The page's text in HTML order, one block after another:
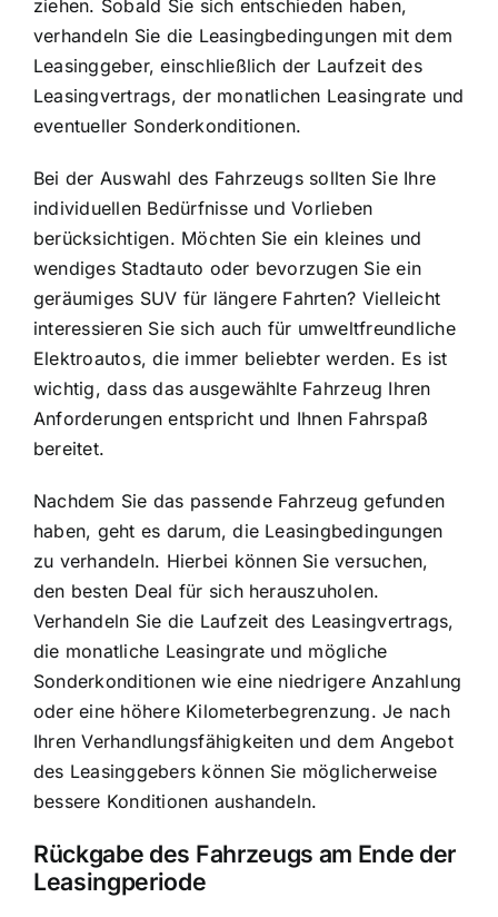
ziehen. Sobald Sie sich entschieden haben,
verhandeln Sie die Leasingbedingungen mit dem
Leasinggeber, einschließlich der Laufzeit des
Leasingvertrags, der monatlichen Leasingrate und
eventueller Sonderkonditionen.
Bei der Auswahl des Fahrzeugs sollten Sie Ihre
individuellen Bedürfnisse und Vorlieben
berücksichtigen. Möchten Sie ein kleines und
wendiges Stadtauto oder bevorzugen Sie ein
geräumiges SUV für längere Fahrten? Vielleicht
interessieren Sie sich auch für umweltfreundliche
Elektroautos, die immer beliebter werden. Es ist
wichtig, dass das ausgewählte Fahrzeug Ihren
Anforderungen entspricht und Ihnen Fahrspaß
bereitet.
Nachdem Sie das passende Fahrzeug gefunden
haben, geht es darum, die Leasingbedingungen
zu verhandeln. Hierbei können Sie versuchen,
den besten Deal für sich herauszuholen.
Verhandeln Sie die Laufzeit des Leasingvertrags,
die monatliche Leasingrate und mögliche
Sonderkonditionen wie eine niedrigere Anzahlung
oder eine höhere Kilometerbegrenzung. Je nach
Ihren Verhandlungsfähigkeiten und dem Angebot
des Leasinggebers können Sie möglicherweise
bessere Konditionen aushandeln.
Rückgabe des Fahrzeugs am Ende der
Leasingperiode